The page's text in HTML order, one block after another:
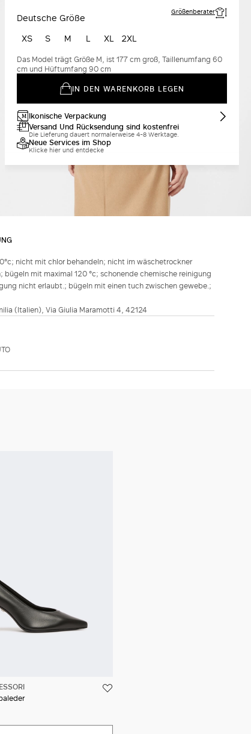
Deutsche Größe Größenberater
XS S M L XL 2XL
Das Model trägt Größe M, ist 177 cm groß, Taillenumfang 60
cm und Hüftumfang 90 cm
IN DEN WARENKORB LEGEN
Ikonische Verpackung
Versand Und Rücksendung sind kostenfrei
Die Lieferung dauert normalerweise 4-8 Werktage.
Neue Services im Shop
Klicke hier und entdecke
nicht mit chlor behandeln; nicht im wäschetrockner
mit maximal 120 °c; schonende chemische reinigung
nicht erlaubt.; bügeln mit einen tuch zwischen gewebe.;
(Italien), Via Giulia Maramotti 4, 42124